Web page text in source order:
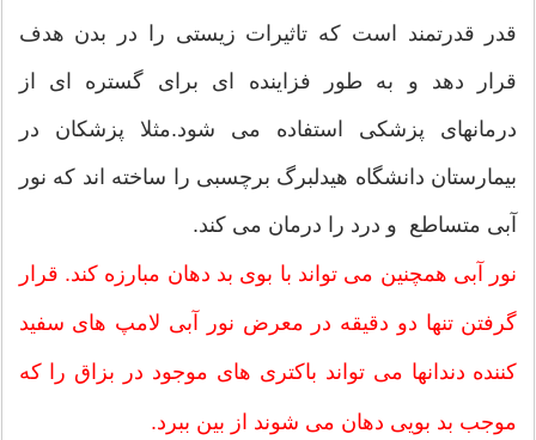
قدر قدرتمند است که تاثیرات زیستی را در بدن هدف
قرار دهد و به طور فزاینده ای برای گستره ای از
درمانهای پزشکی استفاده می شود.مثلا پزشکان در
بیمارستان دانشگاه هیدلبرگ برچسبی را ساخته اند که نور
آبی متساطع و درد را درمان می کند.
نور آبی همچنین می تواند با بوی بد دهان مبارزه کند. قرار
گرفتن تنها دو دقیقه در معرض نور آبی لامپ های سفید
کننده دندانها می تواند باکتری های موجود در بزاق را که
موجب بد بویی دهان می شوند از بین ببرد.